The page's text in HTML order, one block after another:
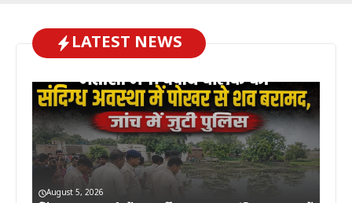
LATEST NEWS
August 5, 2026